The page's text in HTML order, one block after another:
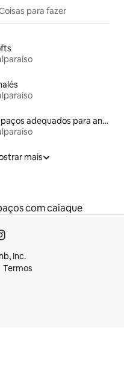
para fazer
Espaços adequados para animais de estimação
mais
com caiaque
Inc.
Termos